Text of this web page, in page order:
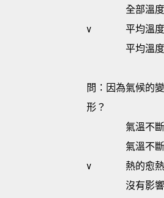
全部溫
v
平均溫
平均溫
問：因為氣候的
形？
氣溫不
氣溫不
v
熱的愈
沒有影響